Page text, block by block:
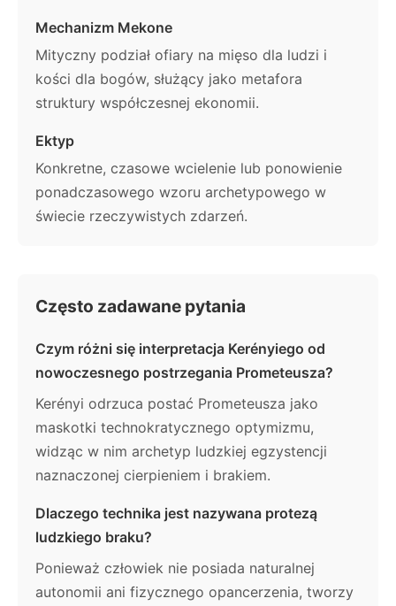
Mechanizm Mekone
Mityczny podział ofiary na mięso dla ludzi i
kości dla bogów, służący jako metafora
struktury współczesnej ekonomii.
Ektyp
Konkretne, czasowe wcielenie lub ponowienie
ponadczasowego wzoru archetypowego w
świecie rzeczywistych zdarzeń.
Często zadawane pytania
Czym różni się interpretacja Kerényiego od
nowoczesnego postrzegania Prometeusza?
Kerényi odrzuca postać Prometeusza jako
maskotki technokratycznego optymizmu,
widząc w nim archetyp ludzkiej egzystencji
naznaczonej cierpieniem i brakiem.
Dlaczego technika jest nazywana protezą
ludzkiego braku?
Ponieważ człowiek nie posiada naturalnej
autonomii ani fizycznego opancerzenia, tworzy